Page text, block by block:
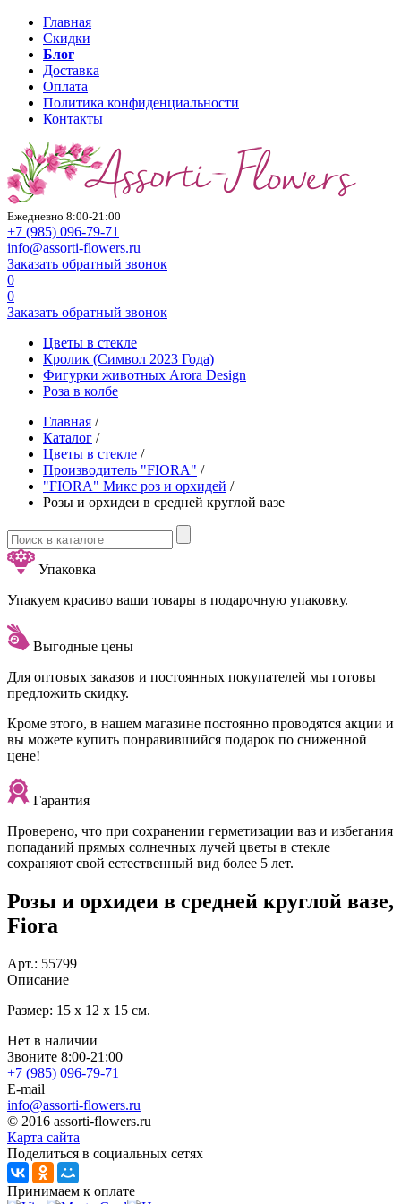
Главная
Скидки
Блог
Доставка
Оплата
Политика конфиденциальности
Контакты
Ежедневно 8:00-21:00
+7 (985) 096-79-71
info@assorti-flowers.ru
Заказать обратный звонок
0
0
Заказать обратный звонок
Цветы в стекле
Кролик (Символ 2023 Года)
Фигурки животных Arora Design
Роза в колбе
Главная /
Каталог /
Цветы в стекле /
Производитель "FIORA" /
"FIORA" Микс роз и орхидей /
Розы и орхидеи в средней круглой вазе
Упаковка
Упакуем красиво ваши товары в подарочную упаковку.
Выгодные цены
Для оптовых заказов и постоянных покупателей мы готовы
предложить скидку.
Кроме этого, в нашем магазине постоянно проводятся акции и
вы можете купить понравившийся подарок по сниженной
цене!
Гарантия
Проверено, что при сохранении герметизации ваз и избегания
попаданий прямых солнечных лучей цветы в стекле
сохраняют свой естественный вид более 5 лет.
Розы и орхидеи в средней круглой вазе,
Fiora
Арт.: 55799
Описание
Размер: 15 х 12 х 15 см.
Нет в наличии
Звоните 8:00-21:00
+7 (985) 096-79-71
E-mail
info@assorti-flowers.ru
© 2016 assorti-flowers.ru
Карта сайта
Поделиться в социальных сетях
Принимаем к оплате